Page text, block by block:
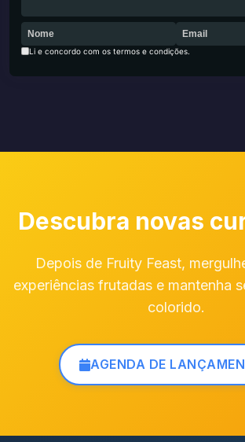
Li e concordo com os termos e condições.
Descubra novas
Depois de Fruity Feast,
experiências frutadas e mantenha
colorido.
AGENDA DE